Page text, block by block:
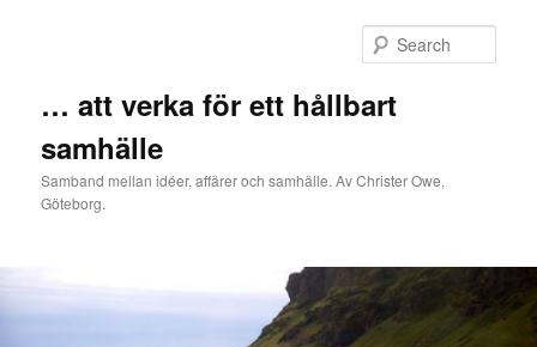
… att verka för ett hållbart
samhälle
Samband mellan idéer, affärer och samhälle. Av Christer Owe,
Göteborg.